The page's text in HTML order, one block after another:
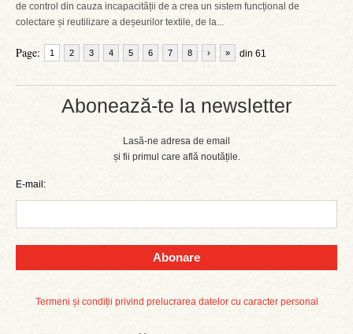
Abonează-te la newsletter
Lasă-ne adresa de email
și fii primul care află noutățile.
E-mail:
Abonare
Termeni și condiții privind prelucrarea datelor cu caracter personal
de control din cauza incapacității de a crea un sistem funcțional de
colectare și reutilizare a deșeurilor textile, de la...
Page: 1 2 3 4 5 6 7 8 din 61
› »